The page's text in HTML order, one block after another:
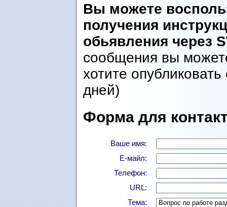
Вы можете
получения
обьявления через
сообщения вы
хотите
дней)
Форма для
Ваше имя:
Е-майл:
Телефон:
URL:
Тема: